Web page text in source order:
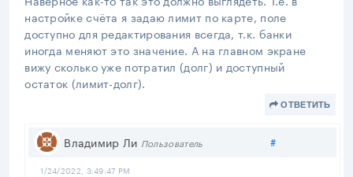
настройке счёта я задаю лимит по карте, поле
доступно для редактирования всегда, т.к. банки
иногда меняют это значение. А на главном экране
вижу сколько уже потратил (долг) и доступный
остаток (лимит-долг).
ОТВЕТИТЬ
Владимир Ли Пользователь #Поделиться
1/24/2022, 3:49:47 PM